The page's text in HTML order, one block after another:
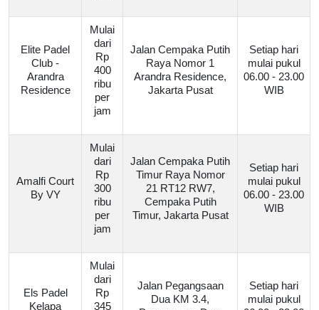
Elite Padel
Club -
Arandra
Residence
Mulai
dari
Rp
400
ribu
per
jam
Jalan Cempaka Putih
Raya Nomor 1
Arandra Residence,
Jakarta Pusat
Setiap hari
mulai pukul
06.00 - 23.00
WIB
Amalfi Court
By VY
Mulai
dari
Rp
300
ribu
per
jam
Jalan Cempaka Putih
Timur Raya Nomor
21 RT12 RW7,
Cempaka Putih
Timur, Jakarta Pusat
Setiap hari
mulai pukul
06.00 - 23.00
WIB
Els Padel
Kelapa
Mulai
dari
Rp
345
Jalan Pegangsaan
Dua KM 3.4,
Setiap hari
mulai pukul